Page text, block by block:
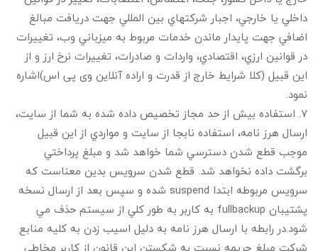
داخلي يا خارجي، اجبار شركتهاي بين المللي جهت دريافت مبالغ
اضافي جهت پايدار ماندن خدمات مربوط به ميزباني وب، تغييرات
در قوانين ارزي، اقتصادي، واردات و صادرات، تغييرات نرخ ارز و از
اين قبيل (كلا شرايط خارج از قدرت و اراده آنلاین وی پی اس)اشاره
نمود.
7. استفاده بيش از حد مجاز تخصيص داده شده به شما از سايت،
ارسال هرز نامه، استفاده نابجا از سايت و مواردي از اين قبيل
موجب قطع شدن دسترسي شما خواهد شد و مبلغ پرداختي
برگشت داده نخواهد شد. قطع شدن سرويس بدين معناست که
سرويس مربوطه ابتدا suspend شده و سپس بعد از ارسال نسخه
پشتيبان fullbackup به کاربر به طور کلي از سيستم حذف مي
شود.در رابطه با ارسال هرز نامه به دلیل اسیب زدن به کلیه منابع
شرکت مبلغ جریمه نسبت به شکستن این قانون از کاربر مخاطی